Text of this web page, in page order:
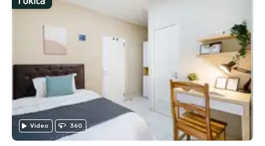
Video 360